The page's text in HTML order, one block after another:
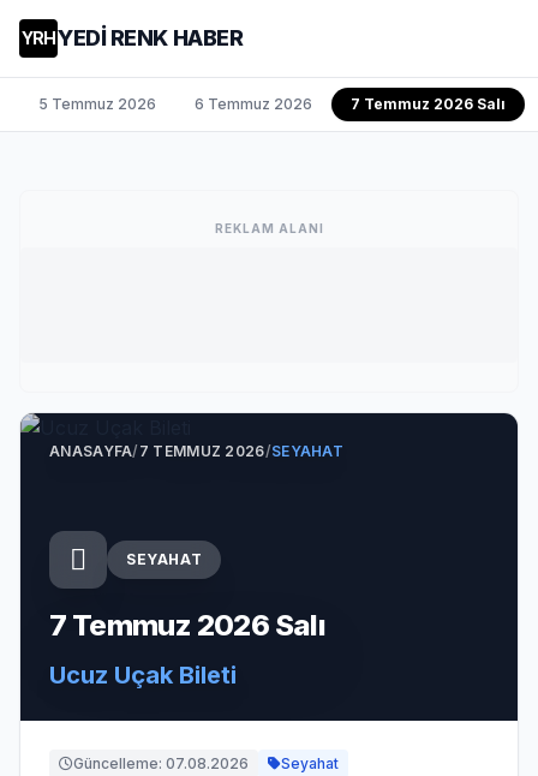
YRHYEDİ RENK HABER
5 Temmuz 2026 6 Temmuz 2026 7 Temmuz 2026 Salı
REKLAM ALANI
ANASAYFA/7 TEMMUZ 2026/SEYAHAT
SEYAHAT
7 Temmuz 2026 Salı
Ucuz Uçak Bileti
Güncelleme: 07.08.2026 Seyahat